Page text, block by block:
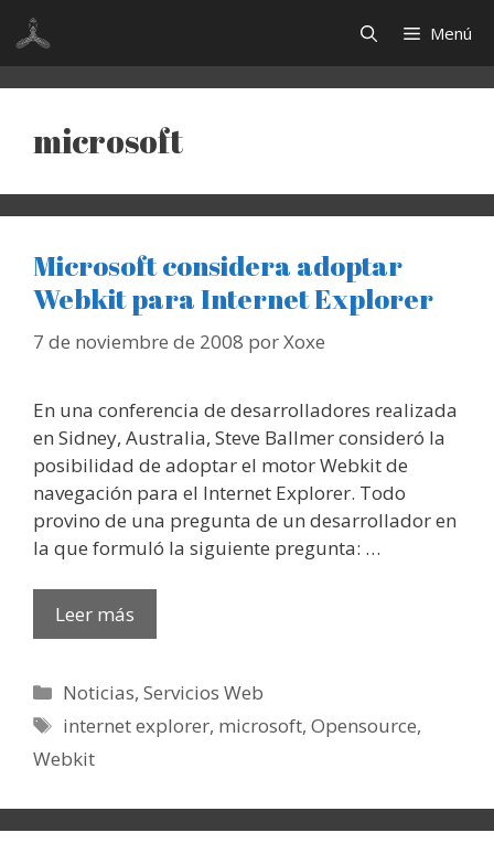
Saltar
contenido
Menú
microsoft
Microsoft considera adoptar
Webkit para Internet Explorer
7 de noviembre de 2008 porXoxe
En una conferencia de desarrolladores realizada
en Sidney, Australia, Steve Ballmer consideró la
posibilidad de adoptar el motor Webkit de
navegación para el Internet Explorer. Todo
provino de una pregunta de un desarrollador en
la que formuló la siguiente pregunta: …
Leer más
Categorías
Noticias,Servicios Web
Etiquetas
internet explorer, microsoft,Opensource,
Webkit